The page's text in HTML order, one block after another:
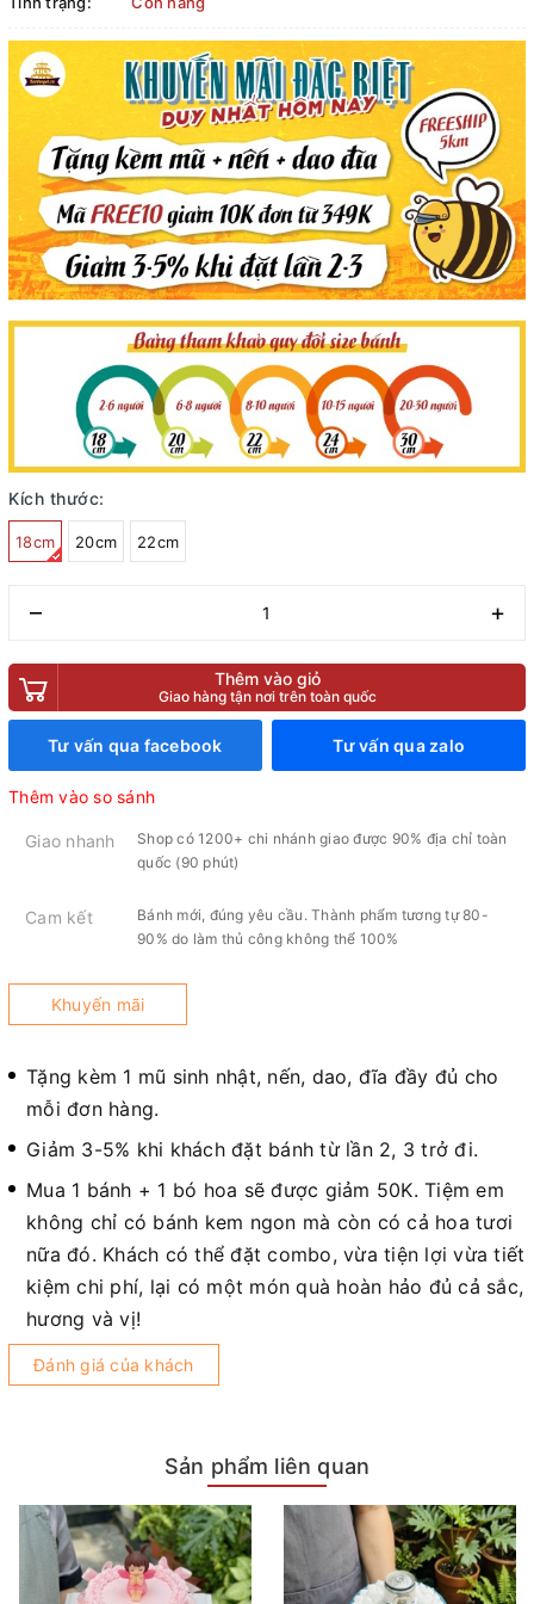
Kích thước:
18cm 20cm 22cm
– +
Thêm vào giỏ
Giao hàng tận nơi trên toàn quốc
Tư vấn qua facebook Tư vấn qua zalo
Thêm vào so sánh
Giao nhanh
Shop có 1200+ chi nhánh giao được 90% địa chỉ toàn
quốc (90 phút)
Cam kết
Bánh mới, đúng yêu cầu. Thành phẩm tương tự 80-
90% do làm thủ công không thể 100%
Khuyến mãi
Tặng kèm 1 mũ sinh nhật, nến, dao, đĩa đầy đủ cho
mỗi đơn hàng.
Giảm 3-5% khi khách đặt bánh từ lần 2, 3 trở đi.
Mua 1 bánh + 1 bó hoa sẽ được giảm 50K. Tiệm em
không chỉ có bánh kem ngon mà còn có cả hoa tươi
nữa đó. Khách có thể đặt combo, vừa tiện lợi vừa tiết
kiệm chi phí, lại có một món quà hoàn hảo đủ cả sắc,
hương và vị!
Đánh giá của khách
Sản phẩm liên quan